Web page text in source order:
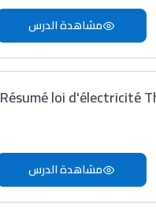
مشاهدة الدرس
Résumé loi d'électricité
مشاهدة الدرس